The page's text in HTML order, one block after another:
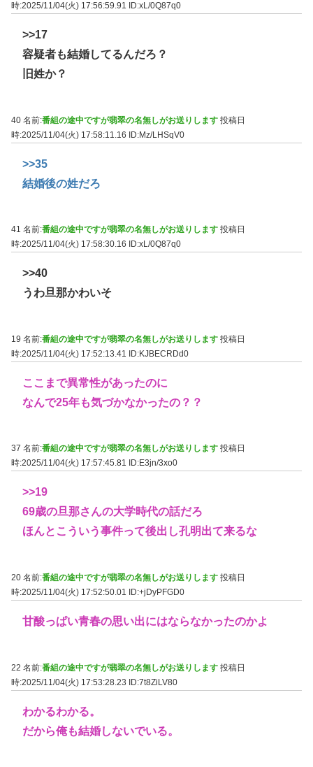
時:2025/11/04(火) 17:56:59.91
ID:xL/0Q87q0
>>17
容疑者も結婚してるんだろ？
旧姓か？
40 名前:番組の途中ですが翡翠の名無しがお送りします 投稿日
時:2025/11/04(火) 17:58:11.16 ID:Mz/LHSqV0
>>35
結婚後の姓だろ
41 名前:番組の途中ですが翡翠の名無しがお送りします 投稿日
時:2025/11/04(火) 17:58:30.16
ID:xL/0Q87q0
>>40
うわ旦那かわいそ
19 名前:番組の途中ですが翡翠の名無しがお送りします 投稿日
時:2025/11/04(火) 17:52:13.41 ID:KJBECRDd0
ここまで異常性があったのに
なんで25年も気づかなかったの？？
37 名前:番組の途中ですが翡翠の名無しがお送りします 投稿日
時:2025/11/04(火) 17:57:45.81
ID:E3jn/3xo0
>>19
69歳の旦那さんの大学時代の話だろ
ほんとこういう事件って後出し孔明出て来るな
20 名前:番組の途中ですが翡翠の名無しがお送りします 投稿日
時:2025/11/04(火) 17:52:50.01
ID:+jDyPFGD0
甘酸っぱい青春の思い出にはならなかったのかよ
22 名前:番組の途中ですが翡翠の名無しがお送りします 投稿日
時:2025/11/04(火) 17:53:28.23 ID:7t8ZiLV80
わかるわかる。
だから俺も結婚しないでいる。